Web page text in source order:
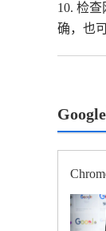
10. 检
确，也